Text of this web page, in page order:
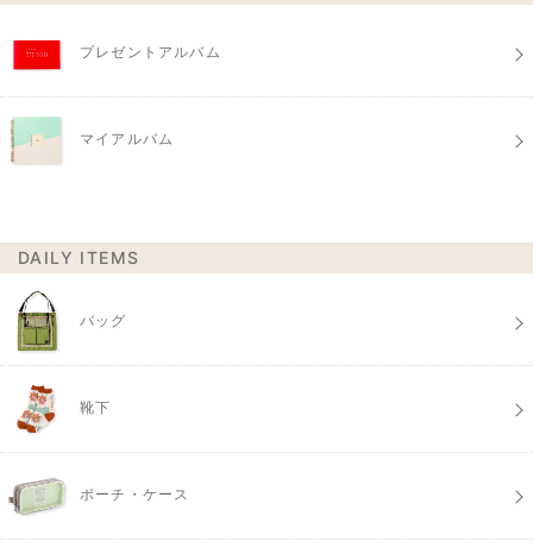
プレゼントアルバム
マイアルバム
DAILY ITEMS
バッグ
靴下
ポーチ・ケース